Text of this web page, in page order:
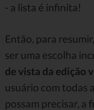
- a lista é infinita!
Então, para
ser uma escolha
de vista da edição
usuário com todas
possam precisar, a